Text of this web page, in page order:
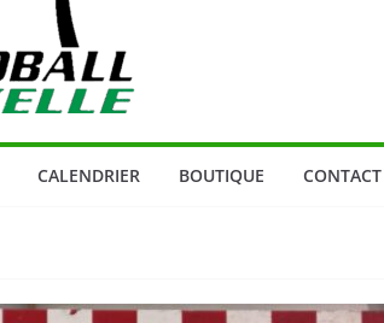
CALENDRIER BOUTIQUE CONTACT